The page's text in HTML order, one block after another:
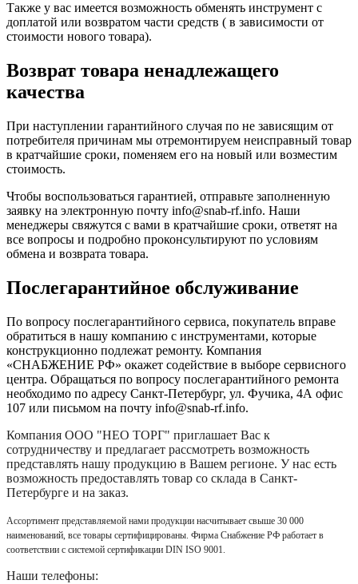
Также у вас имеется возможность обменять инструмент с
доплатой или возвратом части средств ( в зависимости от
стоимости нового товара).
Возврат товара ненадлежащего
качества
При наступлении гарантийного случая по не зависящим от
потребителя причинам мы отремонтируем неисправный товар
в кратчайшие сроки, поменяем его на новый или возместим
стоимость.
Чтобы воспользоваться гарантией, отправьте заполненную
заявку на электронную почту info@snab-rf.info. Наши
менеджеры свяжутся с вами в кратчайшие сроки, ответят на
все вопросы и подробно проконсультируют по условиям
обмена и возврата товара.
Послегарантийное обслуживание
По вопросу послегарантийного сервиса, покупатель вправе
обратиться в нашу компанию с инструментами, которые
конструкционно подлежат ремонту. Компания
«СНАБЖЕНИЕ РФ» окажет содействие в выборе сервисного
центра. Обращаться по вопросу послегарантийного ремонта
необходимо по адресу Санкт-Петербург, ул. Фучика, 4А офис
107 или письмом на почту info@snab-rf.info.
Компания ООО "НЕО ТОРГ" приглашает Вас к
сотрудничеству и предлагает рассмотреть возможность
представлять нашу продукцию в Вашем регионе. У нас есть
возможность предоставлять товар со склада в Санкт-
Петербурге и на заказ.
Ассортимент представляемой нами продукции насчитывает свыше 30 000
наименований, все товары сертифицированы. Фирма Снабжение РФ работает в
соответствии с системой сертификации DIN ISO 9001.
Наши телефоны: